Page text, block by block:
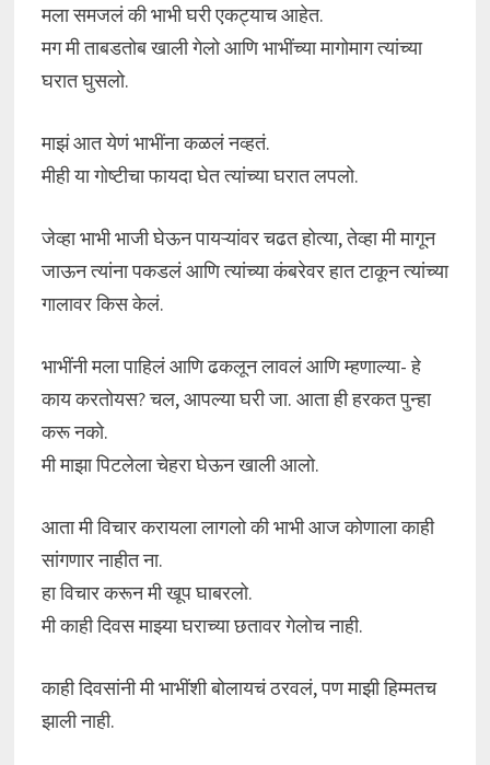
मला समजलं की भाभी घरी एकट्याच आहेत.
मग मी ताबडतोब खाली गेलो आणि भाभींच्या मागोमाग त्यांच्या
घरात घुसलो.
माझं आत येणं भाभींना कळलं नव्हतं.
मीही या गोष्टीचा फायदा घेत त्यांच्या घरात लपलो.
जेव्हा भाभी भाजी घेऊन पायऱ्यांवर चढत होत्या, तेव्हा मी मागून
जाऊन त्यांना पकडलं आणि त्यांच्या कंबरेवर हात टाकून त्यांच्या
गालावर किस केलं.
भाभींनी मला पाहिलं आणि ढकलून लावलं आणि म्हणाल्या- हे
काय करतोयस? चल, आपल्या घरी जा. आता ही हरकत पुन्हा
करू नको.
मी माझा पिटलेला चेहरा घेऊन खाली आलो.
आता मी विचार करायला लागलो की भाभी आज कोणाला काही
सांगणार नाहीत ना.
हा विचार करून मी खूप घाबरलो.
मी काही दिवस माझ्या घराच्या छतावर गेलोच नाही.
काही दिवसांनी मी भाभींशी बोलायचं ठरवलं, पण माझी हिम्मतच
झाली नाही.